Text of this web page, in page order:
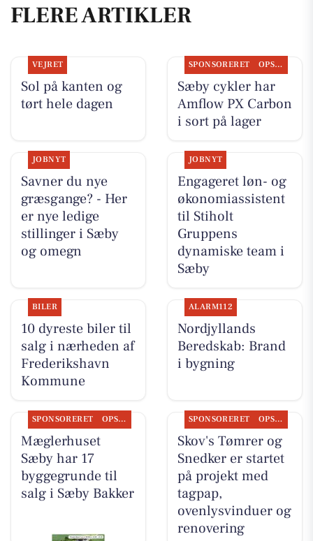
FLERE ARTIKLER
VEJRET
Sol på kanten og
tørt hele dagen
SPONSORERET OPSLAGSTAVLEN
Sæby cykler har
Amflow PX Carbon
i sort på lager
JOBNYT
Savner du nye
græsgange? - Her
er nye ledige
stillinger i Sæby
og omegn
JOBNYT
Engageret løn- og
økonomiassistent
til Stiholt
Gruppens
dynamiske team i
Sæby
BILER
10 dyreste biler til
salg i nærheden af
Frederikshavn
Kommune
ALARM112
Nordjyllands
Beredskab: Brand
i bygning
SPONSORERET OPSLAGSTAVLEN
Mæglerhuset
Sæby har 17
byggegrunde til
salg i Sæby Bakker
SPONSORERET OPSLAGSTAVLEN
Skov's Tømrer og
Snedker er startet
på projekt med
tagpap,
ovenlysvinduer og
renovering